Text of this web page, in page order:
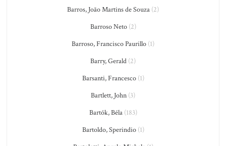
Barros, João Martins de Souza (2)
Barroso Neto(2)
Barroso, Francisco Paurillo (1)
Barry, Gerald (2)
Barsanti, Francesco(1)
Bartlett, John (3)
Bartók, Béla(183)
Bartoldo, Sperindio(1)